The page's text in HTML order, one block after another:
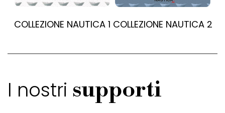
COLLEZIONE NAUTICA 1 COLLEZIONE NAUTICA 2
I nostri supporti